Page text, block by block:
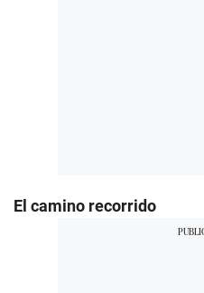
El camino recorrido